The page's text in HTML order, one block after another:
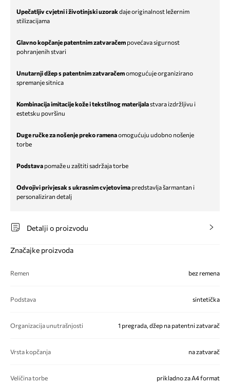
Upečatljiv cvjetni i životinjski uzorakdaje originalnost ležernim
stilizacijama
Glavno kopčanje patentnim zatvaračem povećava sigurnost
pohranjenih stvari
Unutarnji džep s patentnim zatvaračemomogućuje organizirano
spremanje sitnica
Kombinacija imitacije kože i tekstilnog materijalastvara izdržljivu i
estetsku površinu
Duge ručke za nošenje preko ramenaomogućuju udobno nošenje
torbe
Podstava pomaže u zaštiti sadržaja torbe
Odvojivi privjesak s ukrasnim cvjetovima predstavlja šarmantan i
personaliziran detalj
Detalji o proizvodu
Značajke proizvoda
Remen bez remena
Podstava sintetička
Organizacija unutrašnjosti 1 pregrada, džep na patentni zatvarač
Vrsta kopčanja na zatvarač
Veličina torbe prikladno za A4 format